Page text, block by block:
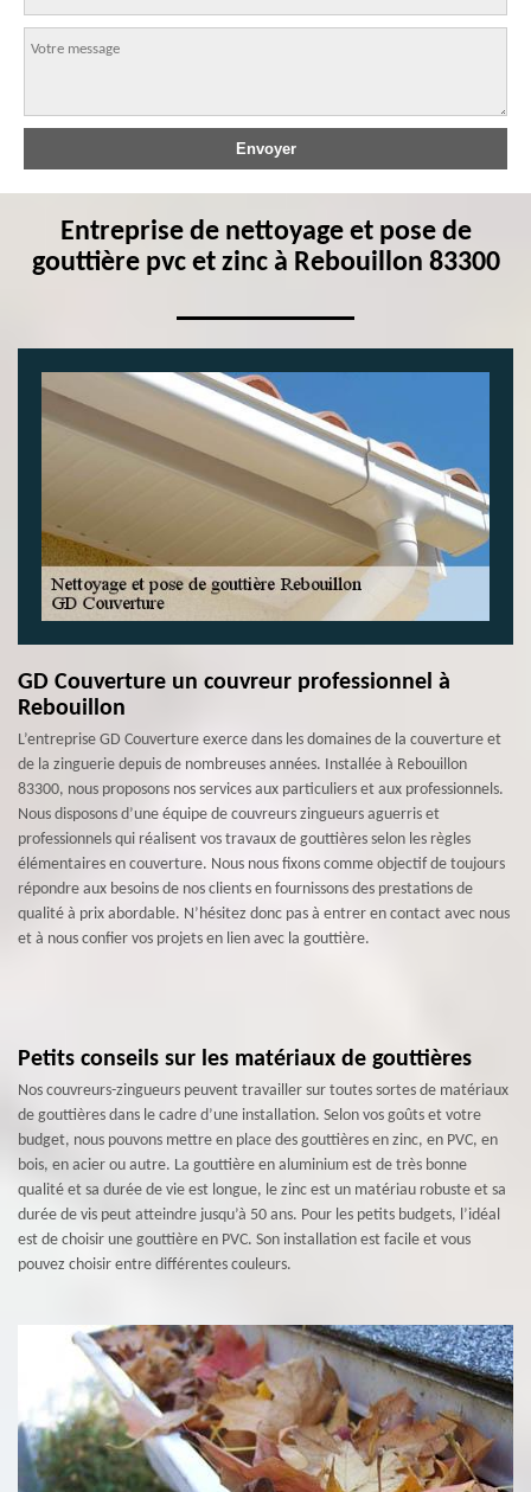
Entreprise de nettoyage et pose de
gouttière pvc et zinc à Rebouillon 83300
GD Couverture un couvreur professionnel à
Rebouillon
L’entreprise GD Couverture exerce dans les domaines de la couverture et
de la zinguerie depuis de nombreuses années. Installée à Rebouillon
83300, nous proposons nos services aux particuliers et aux professionnels.
Nous disposons d’une équipe de couvreurs zingueurs aguerris et
professionnels qui réalisent vos travaux de gouttières selon les règles
élémentaires en couverture. Nous nous fixons comme objectif de toujours
répondre aux besoins de nos clients en fournissons des prestations de
qualité à prix abordable. N’hésitez donc pas à entrer en contact avec nous
et à nous confier vos projets en lien avec la gouttière.
Petits conseils sur les matériaux de gouttières
Nos couvreurs-zingueurs peuvent travailler sur toutes sortes de matériaux
de gouttières dans le cadre d’une installation. Selon vos goûts et votre
budget, nous pouvons mettre en place des gouttières en zinc, en PVC, en
bois, en acier ou autre. La gouttière en aluminium est de très bonne
qualité et sa durée de vie est longue, le zinc est un matériau robuste et sa
durée de vis peut atteindre jusqu’à 50 ans. Pour les petits budgets, l’idéal
est de choisir une gouttière en PVC. Son installation est facile et vous
pouvez choisir entre différentes couleurs.